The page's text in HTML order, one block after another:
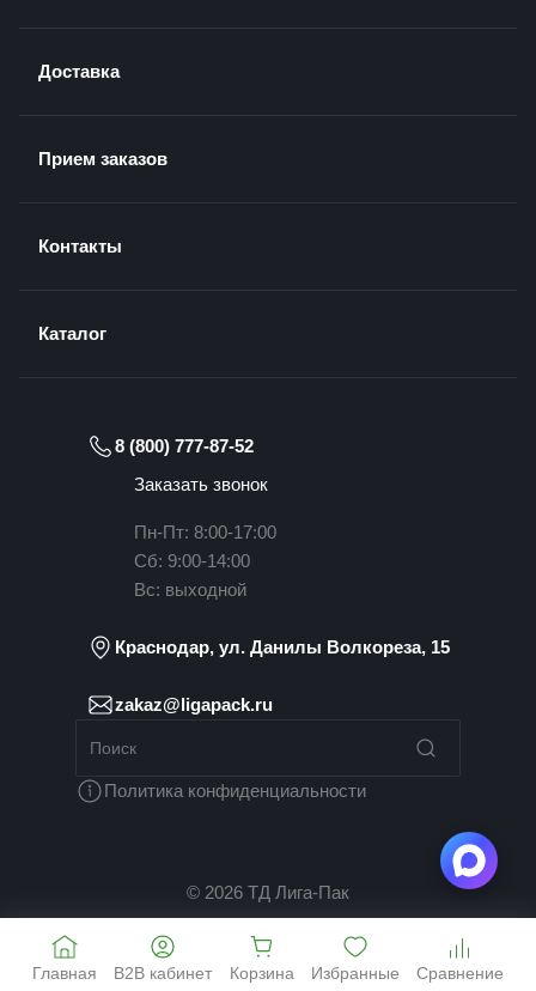
Доставка
Прием заказов
Контакты
Каталог
8 (800) 777-87-52
Заказать звонок
Пн-Пт: 8:00-17:00
Сб: 9:00-14:00
Вс: выходной
Краснодар, ул. Данилы Волкореза, 15
zakaz@ligapack.ru
Политика конфиденциальности
© 2026 ТД Лига-Пак
Главная B2B кабинет Корзина Избранные Сравнение